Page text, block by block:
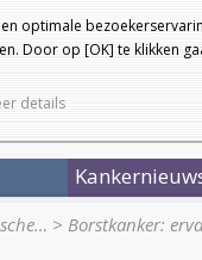
optimale
Door op [OK] te klikken
details
> Borstkanker: